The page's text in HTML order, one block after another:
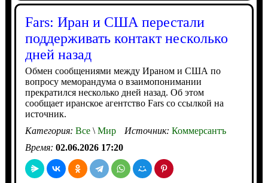
Fars: Иран и США перестали
поддерживать контакт несколько
дней назад
Обмен сообщениями между Ираном и США по
вопросу меморандума о взаимопонимании
прекратился несколько дней назад. Об этом
сообщает иранское агентство Fars со ссылкой на
источник.
Категория: Все\Мир Источник: Коммерсантъ
Время: 02.06.2026 17:20